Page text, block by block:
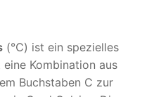
(℃) ist ein spezielles
Kombination aus
Buchstaben C zur